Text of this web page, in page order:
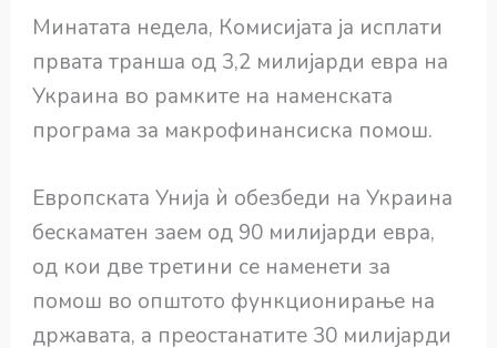
Минатата недела, Комисијата ја исплати
првата транша од 3,2 милијарди евра на
Украина во рамките на наменската
програма за макрофинансиска помош.
Европската Унија ѝ обезбеди на Украина
бескаматен заем од 90 милијарди евра,
од кои две третини се наменети за
помош во општото функционирање на
државата, а преостанатите 30 милијарди